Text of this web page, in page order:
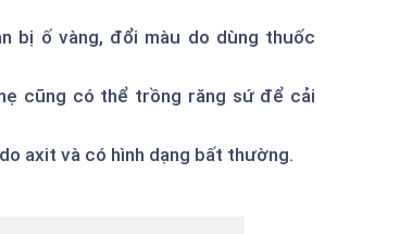
bị ố vàng, đổi màu do dùng thuốc
cũng có thể trồng răng sứ để cải
axit và có hình dạng bất thường.